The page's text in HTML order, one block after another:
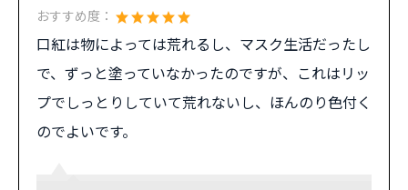
おすすめ度：
口紅は物によっては荒れるし、マスク生活だったし
で、ずっと塗っていなかったのですが、これはリッ
プでしっとりしていて荒れないし、ほんのり色付く
のでよいです。